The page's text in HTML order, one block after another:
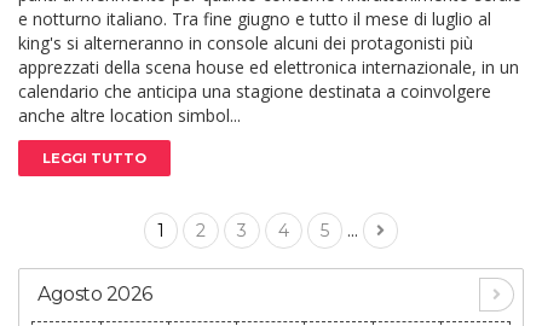
e notturno italiano. Tra fine giugno e tutto il mese di luglio al
king's si alterneranno in console alcuni dei protagonisti più
apprezzati della scena house ed elettronica internazionale, in un
calendario che anticipa una stagione destinata a coinvolgere
anche altre location simbol...
LEGGI TUTTO
1 2 3 4 5 ...
Agosto 2026